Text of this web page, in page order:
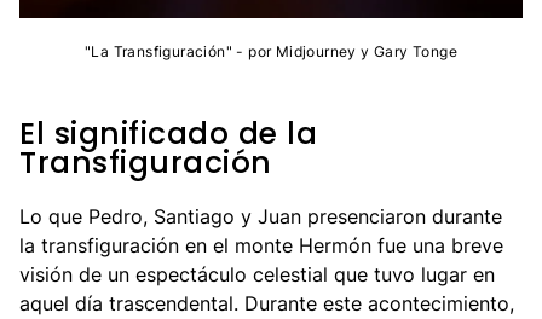
"La Transfiguración" - por Midjourney y Gary Tonge
El significado de la
Transfiguración
Lo que Pedro, Santiago y Juan presenciaron durante
la transfiguración en el monte Hermón fue una breve
visión de un espectáculo celestial que tuvo lugar en
aquel día trascendental. Durante este acontecimiento,